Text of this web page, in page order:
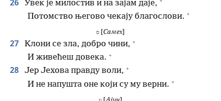
26 Увек је милостив и на зајам даје,
Потомство његово чекају благослови. +
[Самех]
27 Клони се зла, добро чини, +
И живећеш довека. +
28 Јер Јехова правду воли, +
И не напушта оне који су му верни. +